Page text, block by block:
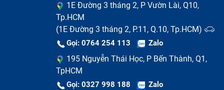
1E Đường 3 tháng 2, P Vườn Lài, Q10,
Tp.HCM
(1E Đường 3 tháng 2, P.11, Q.10, Tp.HCM)
Gọi: 0764 254 113 Zalo
195 Nguyễn Thái Học, P Bến Thành, Q1,
TpHCM
Gọi: 0327 998 188 Zalo